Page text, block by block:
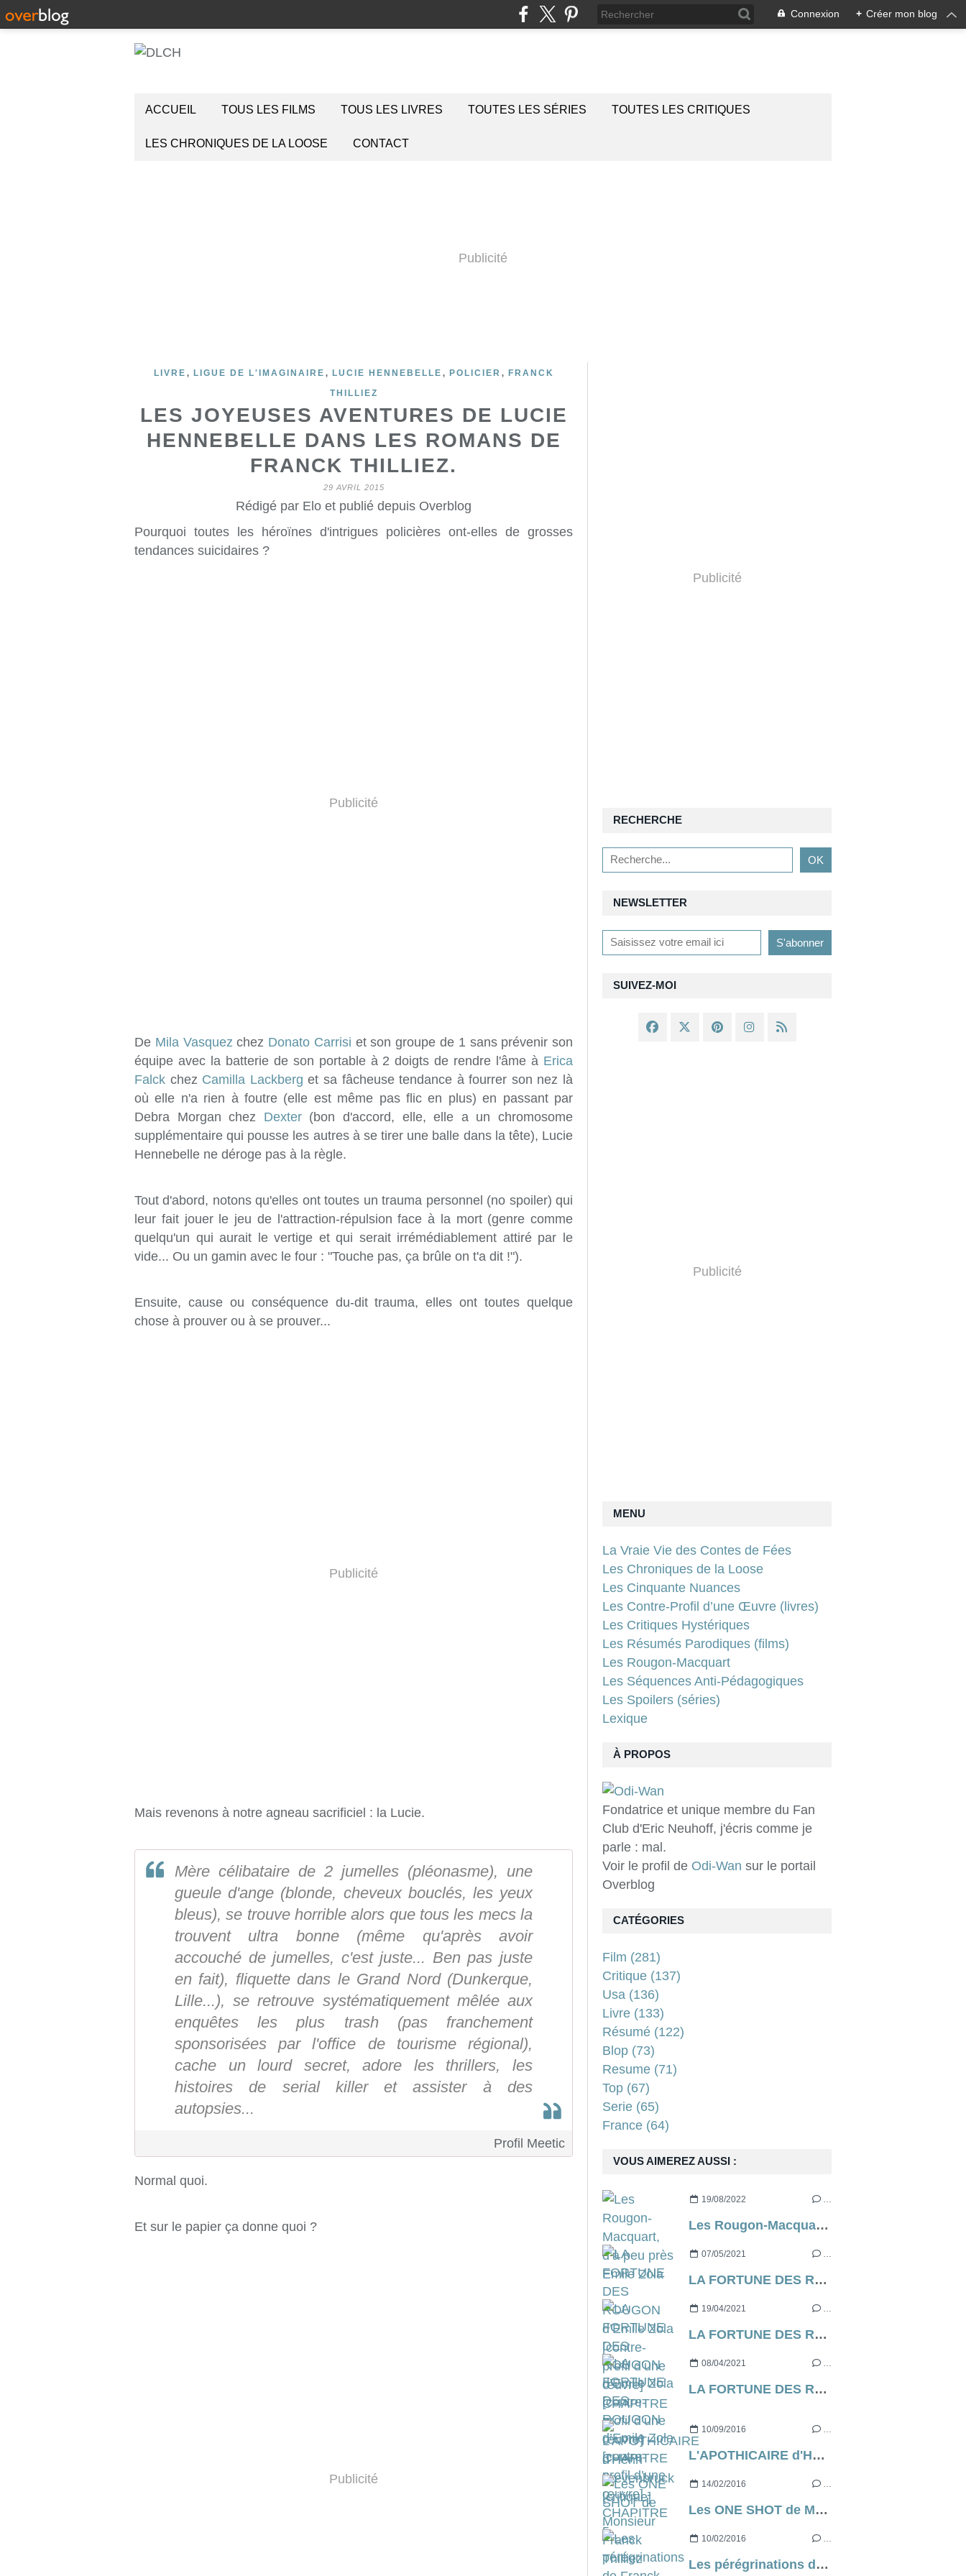
Connexion + Créer mon blog
ACCUEIL TOUS LES FILMS TOUS LES LIVRES TOUTES LES SÉRIES TOUTES LES CRITIQUES
LES CHRONIQUES DE LA LOOSE CONTACT
Publicité
LIVRE , LIGUE DE L'IMAGINAIRE , LUCIE HENNEBELLE , POLICIER , FRANCK
THILLIEZ
LES JOYEUSES AVENTURES DE LUCIE
HENNEBELLE DANS LES ROMANS DE
FRANCK THILLIEZ.
29 AVRIL 2015
Rédigé par Elo et publié depuis Overblog
Pourquoi toutes les héroïnes d'intrigues policières ont-elles de grosses
tendances suicidaires ?
Publicité
De Mila Vasquez chez Donato Carrisi et son groupe de 1 sans prévenir son
équipe avec la batterie de son portable à 2 doigts de rendre l'âme à Erica
Falck chez Camilla Lackberg et sa fâcheuse tendance à fourrer son nez là
où elle n'a rien à foutre (elle est même pas flic en plus) en passant par
Debra Morgan chez Dexter(bon d'accord, elle, elle a un chromosome
supplémentaire qui pousse les autres à se tirer une balle dans la tête), Lucie
Hennebelle ne déroge pas à la règle.
Tout d'abord, notons qu'elles ont toutes un trauma personnel (no spoiler) qui
leur fait jouer le jeu de l'attraction-répulsion face à la mort (genre comme
quelqu'un qui aurait le vertige et qui serait irrémédiablement attiré par le
vide... Ou un gamin avec le four : "Touche pas, ça brûle on t'a dit !").
Ensuite, cause ou conséquence du-dit trauma, elles ont toutes quelque
chose à prouver ou à se prouver...
Publicité
Mais revenons à notre agneau sacrificiel : la Lucie.
Mère célibataire de 2 jumelles (pléonasme), une
gueule d'ange (blonde, cheveux bouclés, les yeux
bleus), se trouve horrible alors que tous les mecs la
trouvent ultra bonne (même qu'après avoir
accouché de jumelles, c'est juste... Ben pas juste
en fait), fliquette dans le Grand Nord (Dunkerque,
Lille...), se retrouve systématiquement mêlée aux
enquêtes les plus trash (pas franchement
sponsorisées par l'office de tourisme régional),
cache un lourd secret, adore les thrillers, les
histoires de serial killer et assister à des
autopsies...
Profil Meetic
Normal quoi.
Et sur le papier ça donne quoi ?
Publicité
Publicité
NEWSLETTER
SUIVEZ-MOI
RECHERCHE
À PROPOS
Fondatrice et unique membre du Fan
Club d'Eric Neuhoff, j'écris comme je
parle : mal.
Voir le profil de Odi-Wan sur le portail
Overblog
Publicité
VOUS AIMEREZ AUSSI :
19/08/2022 …
Les Rougon-Macquart, d’à peu près Emile Zola
07/05/2021 …
LA FORTUNE DES ROUGON d’Emile Zola [contre-profil d’une œuvre] - CHAPITRE 7
19/04/2021 …
LA FORTUNE DES ROUGON d’Emile Zola [contre-profil d’une œuvre] - CHAPITRE 6
08/04/2021 …
LA FORTUNE DES ROUGON d’Emile Zola [contre-profil d’une œuvre] - CHAPITRE 5
10/09/2016 …
L'APOTHICAIRE d'Henri Lœvenbruck [critique]
14/02/2016 …
Les ONE SHOT de Monsieur Franck Thilliez
10/02/2016 …
Les pérégrinations de Franck Sharko et Lucie Hennebelle dans les romans de Franck Thilliez.
MENU
La Vraie Vie des Contes de Fées
Les Chroniques de la Loose
Les Cinquante Nuances
Les Contre-Profil d’une Œuvre (livres)
Les Critiques Hystériques
Les Résumés Parodiques (films)
Les Rougon-Macquart
Les Séquences Anti-Pédagogiques
Les Spoilers (séries)
Lexique
CATÉGORIES
Film (281)
Critique (137)
Usa (136)
Livre (133)
Résumé (122)
Blop (73)
Resume (71)
Top (67)
Serie (65)
France (64)